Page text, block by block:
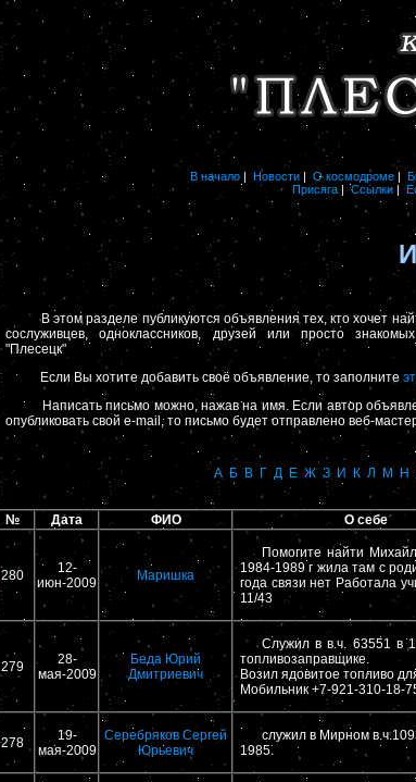
В начало | Новости| О космодроме |
Присяга|Ссылки|
В этом разделе публикуются объявления тех, кто хочет
сослуживцев, одноклассников, друзей или просто
"Плесецк"
Если Вы хотите добавить своё объявление, то заполните
Написать письмо можно, нажав на имя. Если автор
опубликовать свой e-mail, то письмо будет отправлено веб-
А Б В Г Д Е Ж З И К Л М Н
№ Дата ФИО О себе
280
12-
июн-2009
Маришка
Помогите найти
1984-1989 г жила там с
года связи нет Работала
11/43
279
28-
мая-2009
Беда Юрий
Дмитриевич
Служил в в.ч. 63551 в
топливозаправщике.
Возил ядовитое топливо
Мобильник +7-921-310-18-
278
19-
мая-2009
Серебряков Сергей
Юрьевич
служил в Мирном
1985.